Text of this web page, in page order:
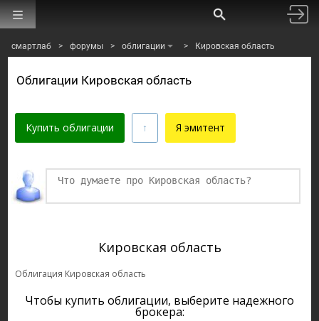
смартлаб > форумы > облигации > Кировская область
Облигации Кировская область
Купить облигации
Финаме
Я эмитент
Кировская область
Облигация Кировская область
Чтобы купить облигации, выберите надежного
брокера: